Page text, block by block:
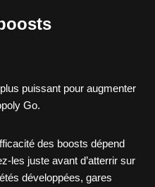
puissant pour augmenter
Go.
des boosts dépend
les juste avant d’atterrir sur
développées, gares